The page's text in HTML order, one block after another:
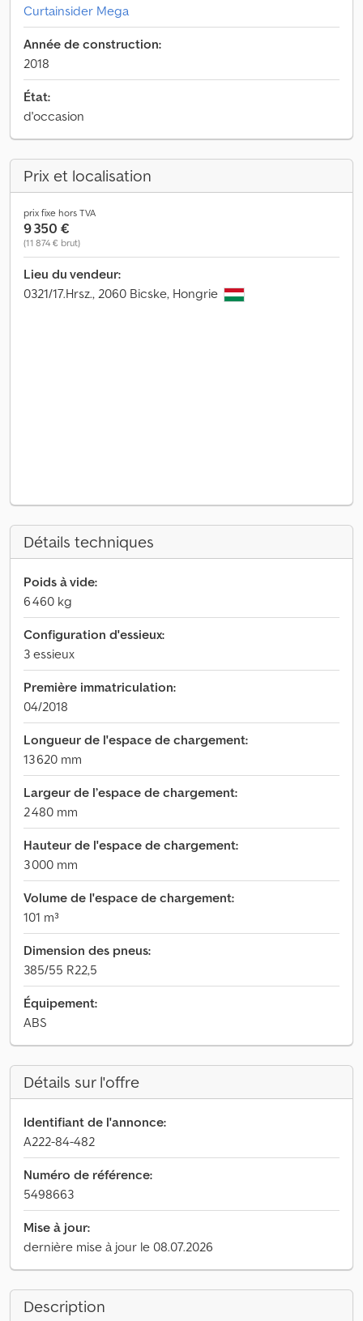
Curtainsider Mega
Année de construction:
2018
État:
d'occasion
Prix et localisation
prix fixe hors TVA
9 350 €
(11 874 € brut)
Lieu du vendeur:
0321/17.Hrsz., 2060 Bicske, Hongrie
Détails techniques
Poids à vide:
6 460 kg
Configuration d'essieux:
3 essieux
Première immatriculation:
04/2018
Longueur de l'espace de chargement:
13 620 mm
Largeur de l’espace de chargement:
2 480 mm
Hauteur de l'espace de chargement:
3 000 mm
Volume de l'espace de chargement:
101 m³
Dimension des pneus:
385/55 R22,5
Équipement:
ABS
Détails sur l'offre
Identifiant de l'annonce:
A222-84-482
Numéro de référence:
5498663
Mise à jour:
dernière mise à jour le 08.07.2026
Description